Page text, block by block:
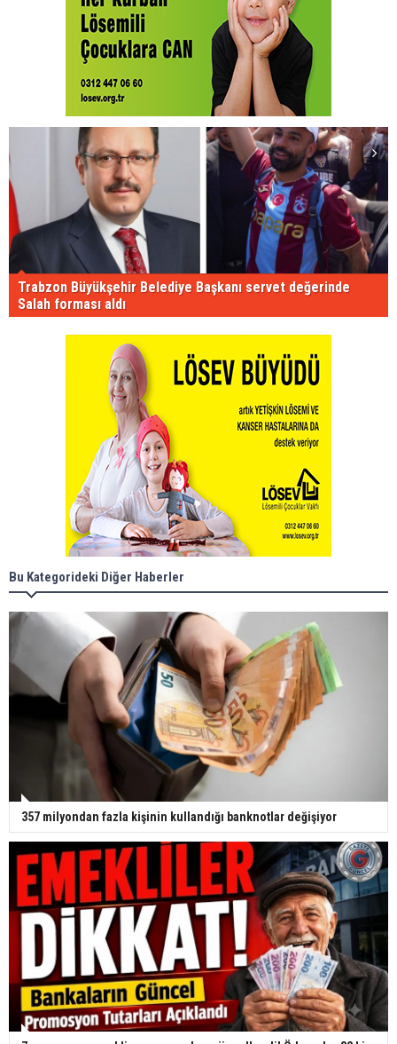
Trabzon Büyükşehir Belediye Başkanı servet değerinde
Salah forması aldı
Bu Kategorideki Diğer Haberler
357 milyondan fazla kişinin kullandığı banknotlar değişiyor